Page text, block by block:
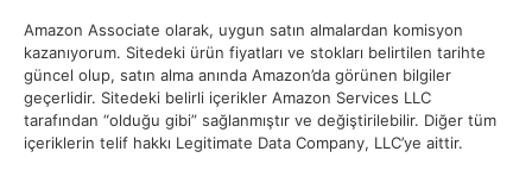
Amazon Associate olarak, uygun satın almalardan komisyon
kazanıyorum. Sitedeki ürün fiyatları ve stokları belirtilen tarihte
güncel olup, satın alma anında Amazon’da görünen bilgiler
geçerlidir. Sitedeki belirli içerikler Amazon Services LLC
tarafından “olduğu gibi” sağlanmıştır ve değiştirilebilir. Diğer tüm
içeriklerin telif hakkı Legitimate Data Company, LLC’ye aittir.